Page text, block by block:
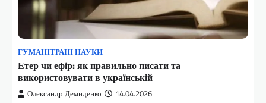
ГУМАНІТРАНІ НАУКИ
Етер чи ефір: як правильно писати та
використовувати в українській
Олександр Демиденко 14.04.2026